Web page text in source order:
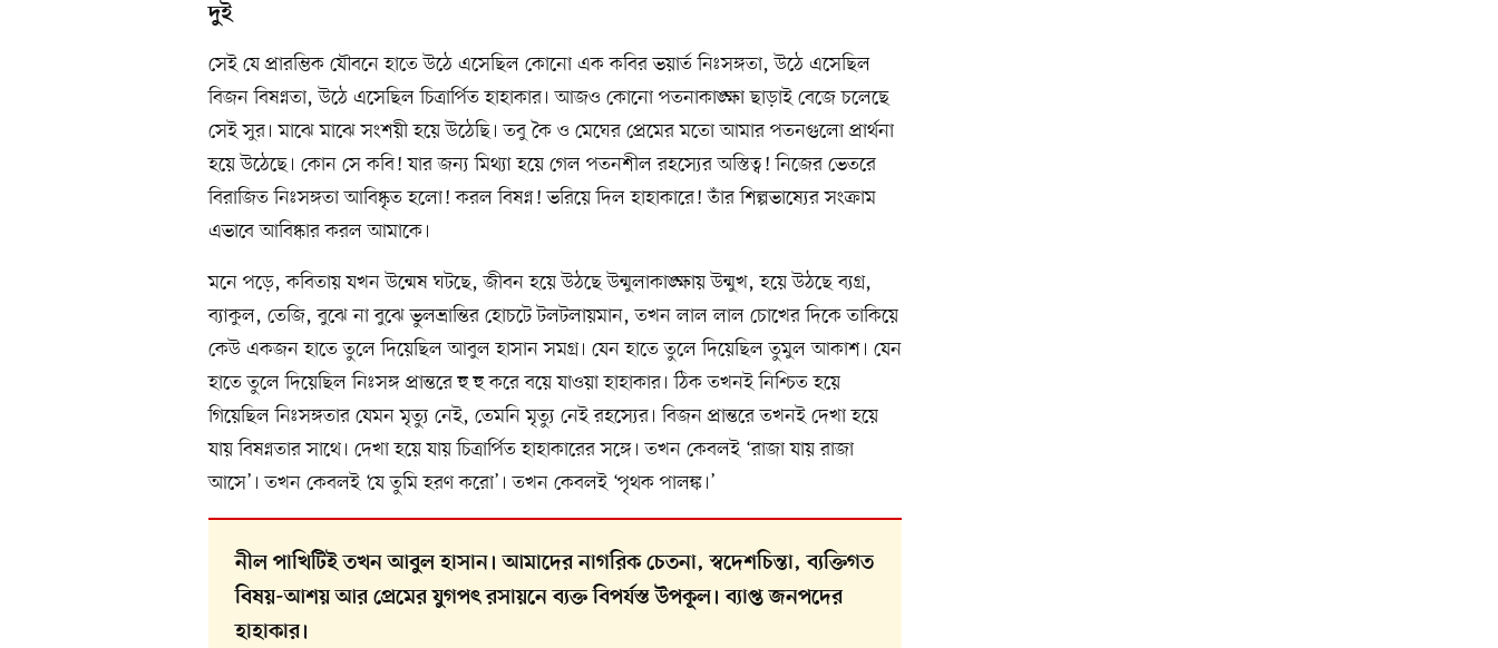
দুই
সেই যে প্রারম্ভিক যৌবনে হাতে উঠে এসেছিল কোনো এক কবির ভয়ার্ত নিঃসঙ্গতা, উঠে এসেছিল
বিজন বিষণ্নতা, উঠে এসেছিল চিত্রার্পিত হাহাকার। আজও কোনো পতনাকাঙ্ক্ষা ছাড়াই বেজে চলেছে
সেই সুর। মাঝে মাঝে সংশয়ী হয়ে উঠেছি। তবু কৈ ও মেঘের প্রেমের মতো আমার পতনগুলো প্রার্থনা
হয়ে উঠেছে। কোন সে কবি! যার জন্য মিথ্যা হয়ে গেল পতনশীল রহস্যের অস্তিত্ব! নিজের ভেতরে
বিরাজিত নিঃসঙ্গতা আবিষ্কৃত হলো! করল বিষণ্ন! ভরিয়ে দিল হাহাকারে! তাঁর শিল্পভাষ্যের সংক্রাম
এভাবে আবিষ্কার করল আমাকে।
মনে পড়ে, কবিতায় যখন উন্মেষ ঘটছে, জীবন হয়ে উঠছে উন্মুলাকাঙ্ক্ষায় উন্মুখ, হয়ে উঠছে ব্যগ্র,
ব্যাকুল, তেজি, বুঝে না বুঝে ভুলভ্রান্তির হোচটে টলটলায়মান, তখন লাল লাল চোখের দিকে তাকিয়ে
কেউ একজন হাতে তুলে দিয়েছিল আবুল হাসান সমগ্র। যেন হাতে তুলে দিয়েছিল তুমুল আকাশ। যেন
হাতে তুলে দিয়েছিল নিঃসঙ্গ প্রান্তরে হু হু করে বয়ে যাওয়া হাহাকার। ঠিক তখনই নিশ্চিত হয়ে
গিয়েছিল নিঃসঙ্গতার যেমন মৃত্যু নেই, তেমনি মৃত্যু নেই রহস্যের। বিজন প্রান্তরে তখনই দেখা হয়ে
যায় বিষণ্নতার সাথে। দেখা হয়ে যায় চিত্রার্পিত হাহাকারের সঙ্গে। তখন কেবলই ‘রাজা যায় রাজা
আসে’। তখন কেবলই ‘যে তুমি হরণ করো’। তখন কেবলই ‘পৃথক পালঙ্ক।’
নীল পাখিটিই তখন আবুল হাসান। আমাদের নাগরিক চেতনা, স্বদেশচিন্তা, ব্যক্তিগত
বিষয়-আশয় আর প্রেমের যুগপৎ রসায়নে ব্যক্ত বিপর্যস্ত উপকূল। ব্যাপ্ত জনপদের
হাহাকার।